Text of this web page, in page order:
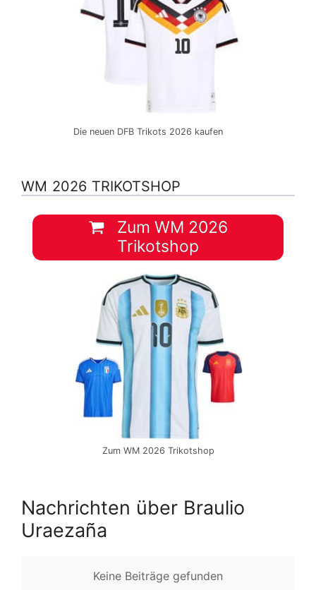
Die neuen DFB Trikots 2026 kaufen
WM 2026 TRIKOTSHOP
Zum WM 2026
Trikotshop
Zum WM 2026 Trikotshop
Nachrichten über Braulio
Uraezaña
Keine Beiträge gefunden